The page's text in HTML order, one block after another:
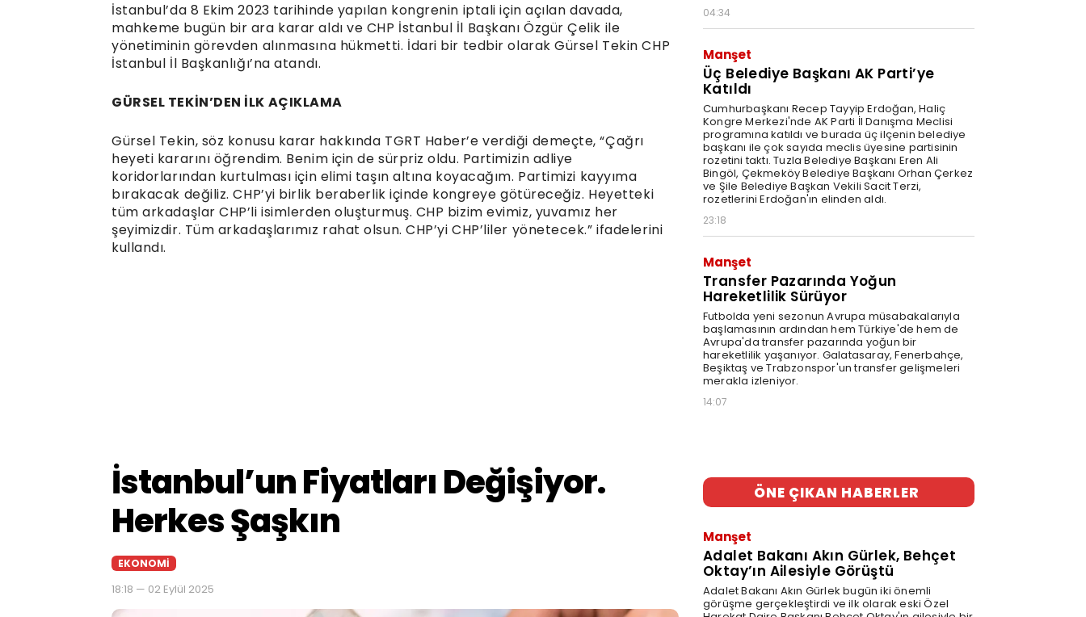
İstanbul’da 8 Ekim 2023 tarihinde yapılan kongrenin iptali için açılan davada,
mahkeme bugün bir ara karar aldı ve CHP İstanbul İl Başkanı Özgür Çelik ile
yönetiminin görevden alınmasına hükmetti. İdari bir tedbir olarak Gürsel Tekin CHP
İstanbul İl Başkanlığı’na atandı.
GÜRSEL TEKİN’DEN İLK AÇIKLAMA
Gürsel Tekin, söz konusu karar hakkında TGRT Haber’e verdiği demeçte, “Çağrı
heyeti kararını öğrendim. Benim için de sürpriz oldu. Partimizin adliye
koridorlarından kurtulması için elimi taşın altına koyacağım. Partimizi kayyıma
bırakacak değiliz. CHP’yi birlik beraberlik içinde kongreye götüreceğiz. Heyetteki
tüm arkadaşlar CHP’li isimlerden oluşturmuş. CHP bizim evimiz, yuvamız her
şeyimizdir. Tüm arkadaşlarımız rahat olsun. CHP’yi CHP’liler yönetecek.” ifadelerini
kullandı.
04:34
Manşet
Üç Belediye Başkanı AK Parti’ye
Katıldı
Cumhurbaşkanı Recep Tayyip Erdoğan, Haliç
Kongre Merkezi'nde AK Parti İl Danışma Meclisi
programına katıldı ve burada üç ilçenin belediye
başkanı ile çok sayıda meclis üyesine partisinin
rozetini taktı. Tuzla Belediye Başkanı Eren Ali
Bingöl, Çekmeköy Belediye Başkanı Orhan Çerkez
ve Şile Belediye Başkan Vekili Sacit Terzi,
rozetlerini Erdoğan'ın elinden aldı.
23:18
Manşet
Transfer Pazarında Yoğun
Hareketlilik Sürüyor
Futbolda yeni sezonun Avrupa müsabakalarıyla
başlamasının ardından hem Türkiye'de hem de
Avrupa'da transfer pazarında yoğun bir
hareketlilik yaşanıyor. Galatasaray, Fenerbahçe,
Beşiktaş ve Trabzonspor'un transfer gelişmeleri
merakla izleniyor.
14:07